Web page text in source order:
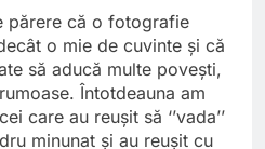
părere că o fotografie
o mie de cuvinte şi că
să aducă multe poveşti,
Întotdeauna am
care au reuşit să ‘’vada’’
minunat şi au reuşit cu